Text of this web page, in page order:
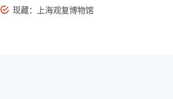
现藏：上海观复博物馆